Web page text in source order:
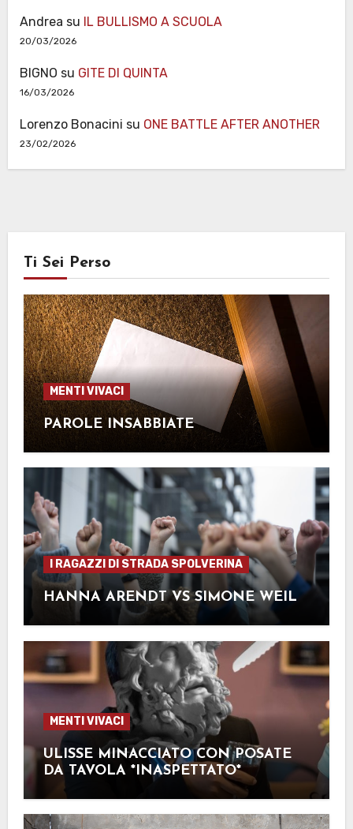
Andrea su IL BULLISMO A SCUOLA
20/03/2026
BIGNO su GITE DI QUINTA
16/03/2026
Lorenzo Bonacini su ONE BATTLE AFTER ANOTHER
23/02/2026
Ti Sei Perso
MENTI VIVACI
PAROLE INSABBIATE
I RAGAZZI DI STRADA SPOLVERINA
HANNA ARENDT VS SIMONE WEIL
MENTI VIVACI
ULISSE MINACCIATO CON POSATE
DA TAVOLA *INASPETTATO*